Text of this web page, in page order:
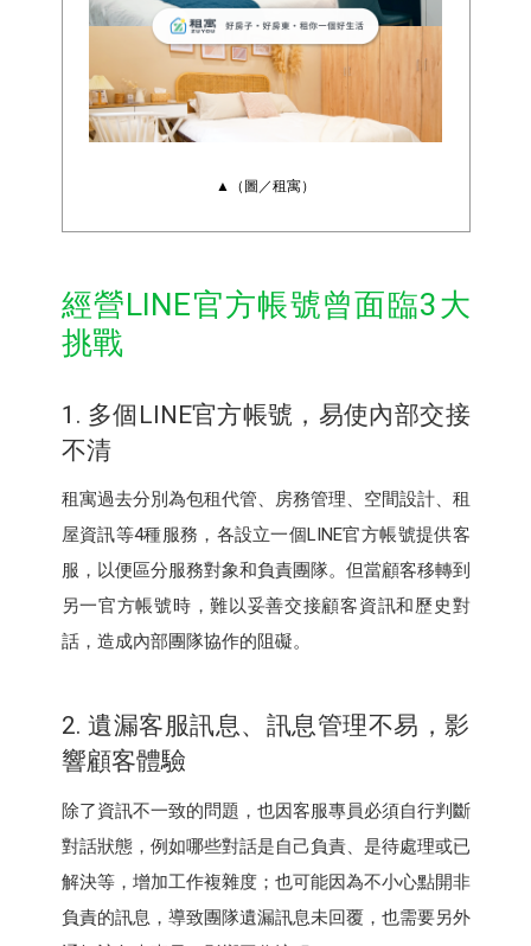
▲（圖／租寓）
經營LINE官方帳號曾面臨3大
挑戰
1. 多個LINE官方帳號，易使內部交接
不清
租寓過去分別為包租代管、房務管理、空間設計、租
屋資訊等4種服務，各設立一個LINE官方帳號提供客
服，以便區分服務對象和負責團隊。但當顧客移轉到
另一官方帳號時，難以妥善交接顧客資訊和歷史對
話，造成內部團隊協作的阻礙。
2. 遺漏客服訊息、訊息管理不易，影
響顧客體驗
除了資訊不一致的問題，也因客服專員必須自行判斷
對話狀態，例如哪些對話是自己負責、是待處理或已
解決等，增加工作複雜度；也可能因為不小心點開非
負責的訊息，導致團隊遺漏訊息未回覆，也需要另外